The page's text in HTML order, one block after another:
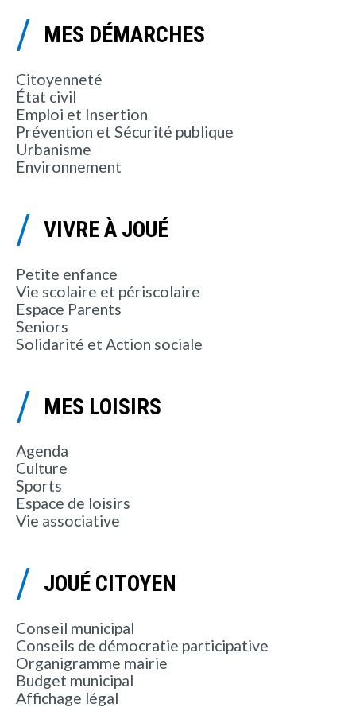
MES DÉMARCHES
Citoyenneté
État civil
Emploi et Insertion
Prévention et Sécurité publique
Urbanisme
Environnement
VIVRE À JOUÉ
Petite enfance
Vie scolaire et périscolaire
Espace Parents
Seniors
Solidarité et Action sociale
MES LOISIRS
Agenda
Culture
Sports
Espace de loisirs
Vie associative
JOUÉ CITOYEN
Conseil municipal
Conseils de démocratie participative
Organigramme mairie
Budget municipal
Affichage légal